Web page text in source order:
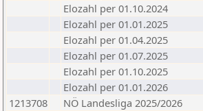
Elozahl per 01.10.2024
Elozahl per 01.01.2025
Elozahl per 01.04.2025
Elozahl per 01.07.2025
Elozahl per 01.10.2025
Elozahl per 01.01.2026
1213708
NÖ Landesliga 2025/2026